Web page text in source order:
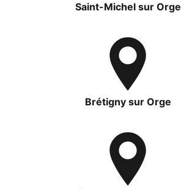
Saint-Michel sur Orge
Brétigny sur Orge